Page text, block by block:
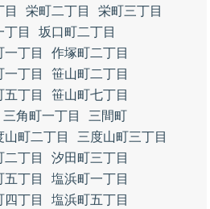
目 栄町二丁目
栄町三丁目
丁目
坂口町二丁目
一丁目
作塚町二丁目
一丁目
笹山町二丁目
五丁目
笹山町七丁目
三角町一丁目
三間町
山町二丁目
三度山町三丁目
二丁目
汐田町三丁目
五丁目
塩浜町一丁目
四丁目
塩浜町五丁目